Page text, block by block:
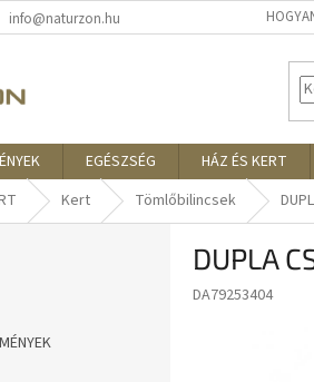
info@naturzon.hu
EGÉSZSÉG HÁZ ÉS KERT
Kert Tömlőbilincsek
DUPLA
DA79253404